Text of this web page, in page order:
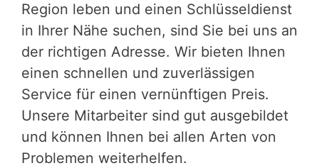
Region leben und einen Schlüsseldienst
in Ihrer Nähe suchen, sind Sie bei uns an
der richtigen Adresse. Wir bieten Ihnen
einen schnellen und zuverlässigen
Service für einen vernünftigen Preis.
Unsere Mitarbeiter sind gut ausgebildet
und können Ihnen bei allen Arten von
Problemen weiterhelfen.